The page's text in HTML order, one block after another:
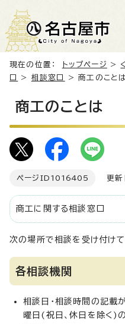
現在の位置： トップページ >
口
> 相談窓口 > 商工のことは
商工のことは
ページID 1016405 更新
商工に関する相談窓口
次の場所で相談を受け付けて
各相談機関
相談日・相談時間の記載
曜日(祝日、休日を除く)